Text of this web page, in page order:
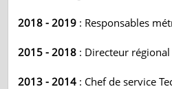
2018 - 2019 : Responsables
2015 - 2018 : Directeur
2013 - 2014 : Chef de service